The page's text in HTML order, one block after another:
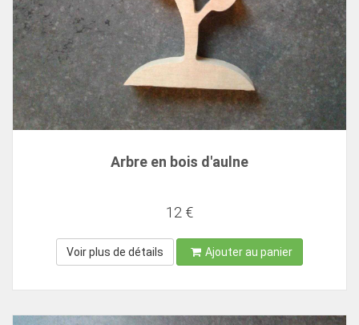
Arbre en bois d'aulne
12 €
Voir plus de détails Ajouter au panier